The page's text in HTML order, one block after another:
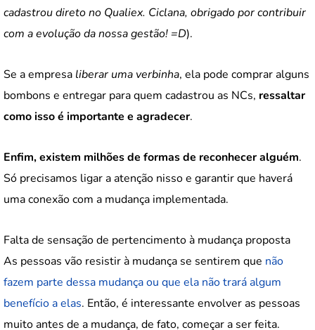
cadastrou direto no Qualiex. Ciclana, obrigado por contribuir
com a evolução da nossa gestão! =D).
Se a empresa liberar uma verbinha, ela pode comprar alguns
bombons e entregar para quem cadastrou as NCs, ressaltar
como isso é importante e agradecer.
Enfim, existem milhões de formas de reconhecer alguém.
Só precisamos ligar a atenção nisso e garantir que haverá
uma conexão com a mudança implementada.
Falta de sensação de pertencimento à mudança proposta
As pessoas vão resistir à mudança se sentirem que não
fazem parte dessa mudança ou que ela não trará algum
benefício a elas. Então, é interessante envolver as pessoas
muito antes de a mudança, de fato, começar a ser feita.